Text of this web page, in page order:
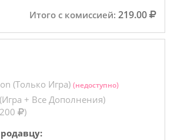
Итого с комиссией: 219.00
(Только Игра) (недоступно)
+ Все Дополнения)
)